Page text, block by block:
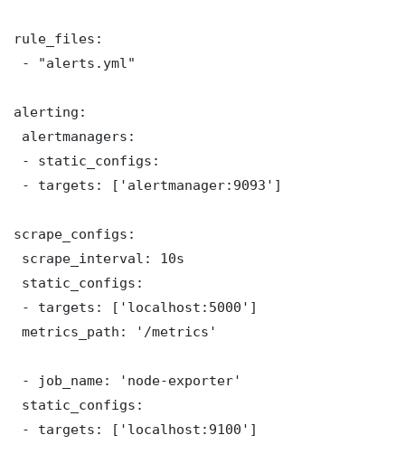
rule_files:
- "alerts.yml"
alerting:
alertmanagers:
- static_configs:
- targets: ['alertmanager:9093']
scrape_configs:
scrape_interval: 10s
static_configs:
- targets: ['localhost:5000']
metrics_path: '/metrics'
- job_name: 'node-exporter'
static_configs:
- targets: ['localhost:9100']